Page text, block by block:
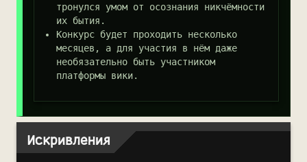
тронулся умом от осознания никчёмности
их бытия.
Конкурс будет проходить несколько
месяцев, а для участия в нём даже
необязательно быть участником
платформы вики.
Искривления